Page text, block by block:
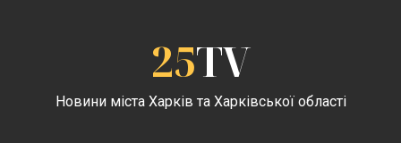
25TV
Новини міста Харків та Харківської області